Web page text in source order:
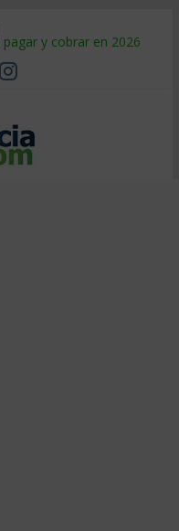
y cobrar en 2026
sale tan caro
a tiempo
qué hacer
segmentarlo y venderle